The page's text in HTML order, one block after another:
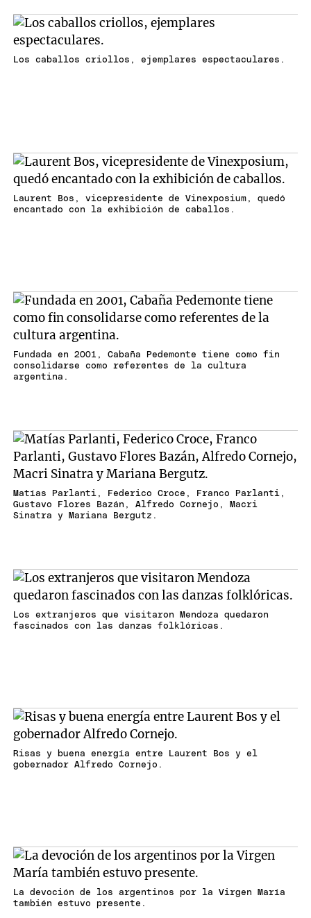
Los caballos criollos, ejemplares espectaculares.
Laurent Bos, vicepresidente de Vinexposium, quedó
encantado con la exhibición de caballos.
Fundada en 2001, Cabaña Pedemonte tiene como fin
consolidarse como referentes de la cultura
argentina.
Matías Parlanti, Federico Croce, Franco Parlanti,
Gustavo Flores Bazán, Alfredo Cornejo, Macri
Sinatra y Mariana Bergutz.
Los extranjeros que visitaron Mendoza quedaron
fascinados con las danzas folklóricas.
Risas y buena energía entre Laurent Bos y el
gobernador Alfredo Cornejo.
La devoción de los argentinos por la Virgen María
también estuvo presente.